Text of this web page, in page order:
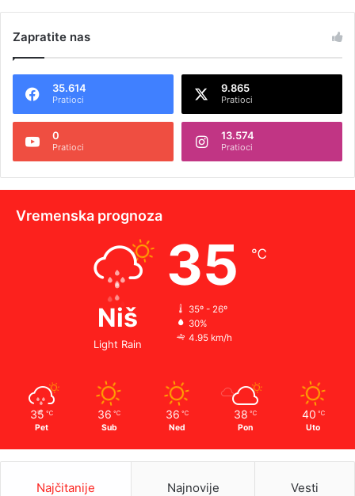
Zapratite nas
35.614
Pratioci
9.865
Pratioci
0
Pratioci
13.574
Pratioci
Vremenska prognoza
Niš
Light Rain
35 ℃
35º - 26º
30%
4.95 km/h
35 ℃
Pet
36 ℃
Sub
36 ℃
Ned
38 ℃
Pon
40 ℃
Uto
Najčitanije Najnovije Vesti